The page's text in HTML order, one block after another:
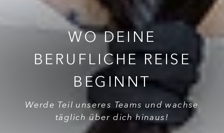
WO DEINE
BERUFLICHE REISE
BEGINNT
Werde Teil unseres Teams und wachse
täglich über dich hinaus!